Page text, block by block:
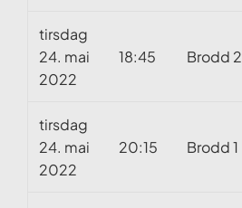
tirsdag
24. mai
2022
18:45 Brodd 2
tirsdag
24. mai
2022
20:15 Brodd 1